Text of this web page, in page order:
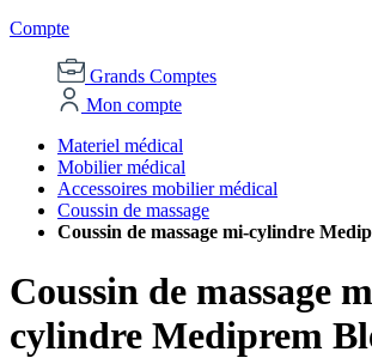
Compte
Grands Comptes
Mon compte
Materiel médical
Mobilier médical
Accessoires mobilier médical
Coussin de massage
Coussin de massage mi-cylindre
Coussin de massage
cylindre Mediprem